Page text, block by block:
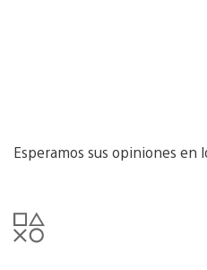
Esperamos sus opiniones en